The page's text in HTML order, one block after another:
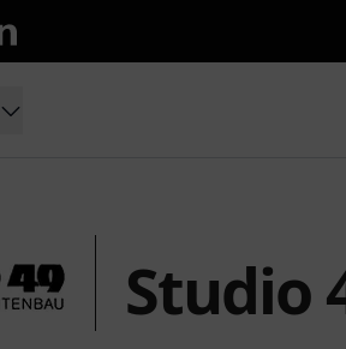
Studio